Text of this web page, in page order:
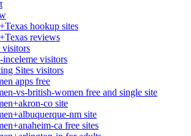
hookup sites
reviews
visitors
inceleme visitors
Sites visitors
apps free
vs-british-women free and single site
co site
nm site
ca free sites